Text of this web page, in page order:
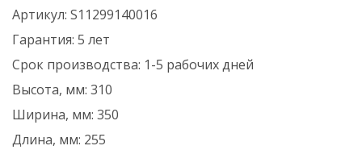
Артикул: S11299140016
Гарантия: 5 лет
Срок производства: 1-5 рабочих дней
Высота, мм: 310
Ширина, мм: 350
Длина, мм: 255